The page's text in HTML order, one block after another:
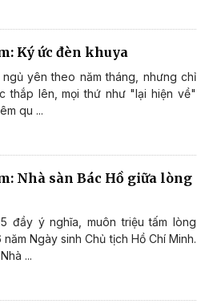
Ký ức đèn khuya
yên theo năm tháng, nhưng chỉ
thắp lên, mọi thứ như "lại hiện về"
qu ...
Nhà sàn Bác Hồ giữa lòng
đầy ý nghĩa, muôn triệu tấm lòng
Ngày sinh Chủ tịch Hồ Chí Minh.
...